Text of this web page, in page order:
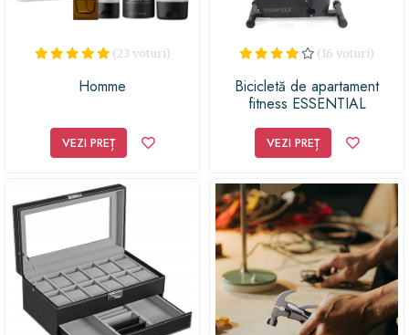
(23 voturi)
Homme
VEZI PREȚ
(16 voturi)
Bicicletă de apartament
fitness ESSENTIAL
VEZI PREȚ